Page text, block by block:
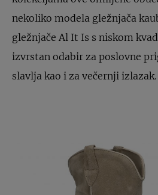
nekoliko modela gležnjača
gležnjače Al It Is s niskom
izvrstan odabir za poslovne
slavlja kao i za večernji izlazak.